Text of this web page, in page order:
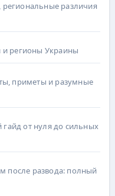
региональные различия
и регионы Украины
приметы и разумные
от нуля до сильных
после развода: полный